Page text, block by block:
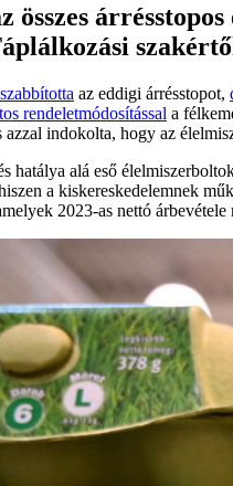
az eddigi árrésstopot,
rendeletmódosítással a
indokolta, hogy az
hatálya alá eső
a kiskereskedelemnek
2023-as nettó